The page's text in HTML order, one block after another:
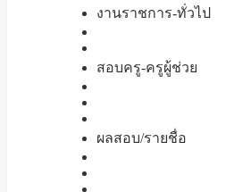
งานราชการ-ทั่วไป
สอบครู-ครูผู้ช่วย
ผลสอบ/รายชื่อ